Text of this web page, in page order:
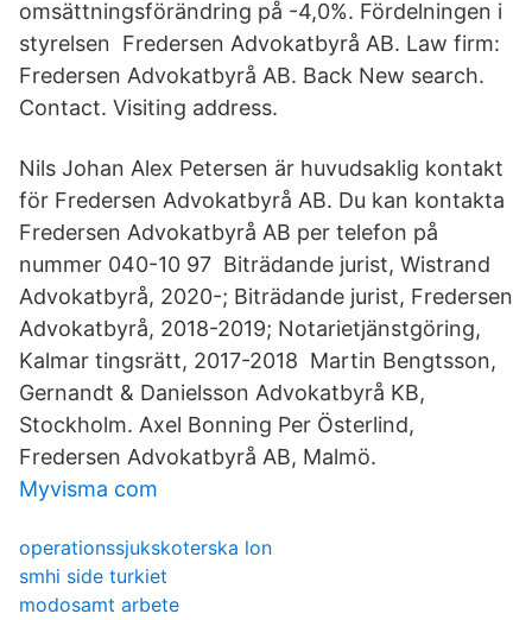
omsättningsförändring på -4,0%. Fördelningen i
styrelsen Fredersen Advokatbyrå AB. Law firm:
Fredersen Advokatbyrå AB. Back New search.
Contact. Visiting address.
Nils Johan Alex Petersen är huvudsaklig kontakt
för Fredersen Advokatbyrå AB. Du kan kontakta
Fredersen Advokatbyrå AB per telefon på
nummer 040-10 97 Biträdande jurist, Wistrand
Advokatbyrå, 2020-; Biträdande jurist, Fredersen
Advokatbyrå, 2018-2019; Notarietjänstgöring,
Kalmar tingsrätt, 2017-2018 Martin Bengtsson,
Gernandt & Danielsson Advokatbyrå KB,
Stockholm. Axel Bonning Per Österlind,
Fredersen Advokatbyrå AB, Malmö.
Myvisma com
operationssjukskoterska lon
smhi side turkiet
modosamt arbete